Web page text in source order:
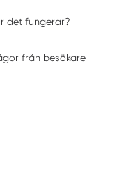
det fungerar?
från besökare